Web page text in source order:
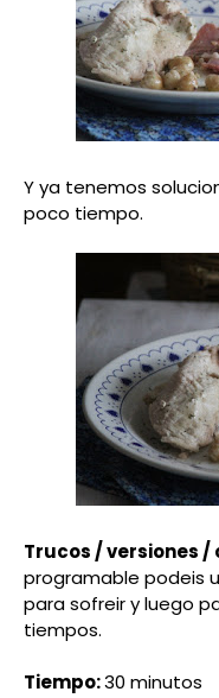
Y ya tenemos
poco tiempo.
Trucos / versiones /
programable podeis
para sofreir y luego
tiempos.
Tiempo:30 minutos